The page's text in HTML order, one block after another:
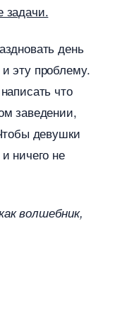
задачи.
день
эту проблему.
что
заведении,
девушки
ничего не
волшебник,